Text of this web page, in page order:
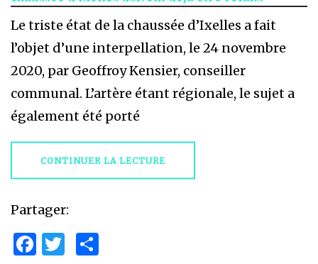
Le triste état de la chaussée d’Ixelles a fait
l’objet d’une interpellation, le 24 novembre
2020, par Geoffroy Kensier, conseiller
communal. L’artère étant régionale, le sujet a
également été porté
CONTINUER LA LECTURE
Partager:
Facebook
Twitter